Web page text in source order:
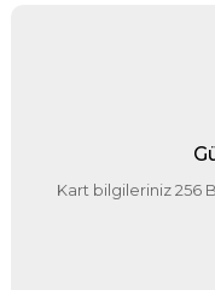
Kart bilgileriniz 256